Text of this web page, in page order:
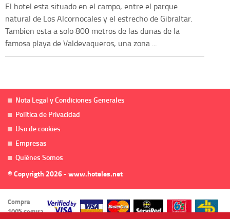
El hotel esta situado en el campo, entre el parque
natural de Los Alcornocales y el estrecho de Gibraltar.
Tambien esta a solo 800 metros de las dunas de la
famosa playa de Valdevaqueros, una zona ...
Nota Legal y Condiciones Generales
Política de Privacidad
Uso de cookies
Empresas
Quiénes Somos
© Copyrigth 2026 - www.hoteles.net
Compra
100% segura